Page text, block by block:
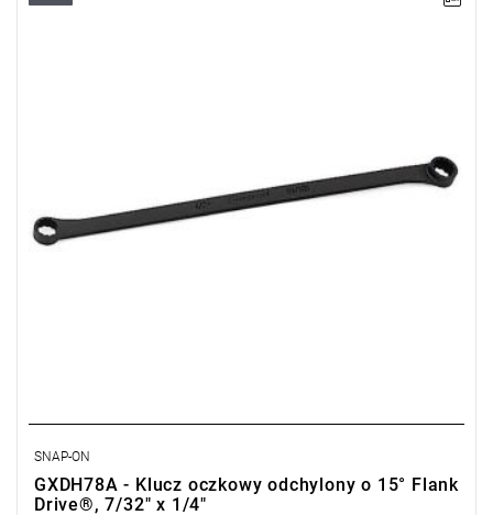
SNAP-ON
GXDH78A - Klucz oczkowy odchylony o 15° Flank
Drive®, 7/32" x 1/4"